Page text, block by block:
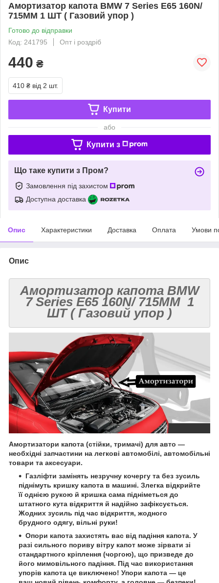
Амортизатор капота BMW 7 Series E65 160N/
715MM 1 ШТ ( Газовий упор )
Готово до відправки
Код: 241795
Опт і роздріб
440 ₴
410 ₴ від 2 шт.
Купити
або
Купити з
Що таке купити з Пром?
Замовлення під захистом
Доступна доставка
Опис Характеристики Доставка Оплата Умови
Опис
Амортизатор капота BMW
7 Series E65 160N/ 715MM 1
ШТ ( Газовий упор )
Амортизатори капота (стійки, тримачі) для авто —
необхідні запчастини на легкові автомобілі, автомобільні
товари та аксесуари.
Газліфти замінять незручну кочергу та без зусиль
піднімуть кришку капота в машині. Злегка відкрийте
її однією рукою й кришка сама підніметься до
штатного кута відкриття й надійно зафіксується.
Жодних зусиль під час відкриття, жодного
брудного одягу, вільні руки!
Опори капота захистять вас від падіння капота. У
разі сильного пориву вітру капот може зірвати зі
стандартного кріплення (чоргою), що призведе до
його мимовільного падіння. Під час використання
упорів капота це виключено! Упори капота — це